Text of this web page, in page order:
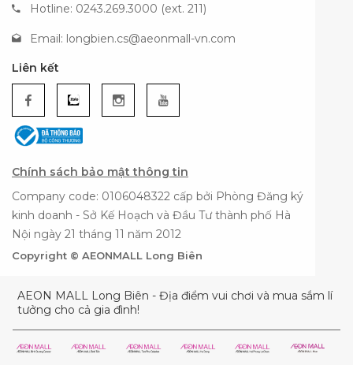
Hotline: 0243.269.3000 (ext. 211)
Email: longbien.cs@aeonmall-vn.com
Liên kết
Chính sách bảo mật thông tin
Company code: 0106048322 cấp bởi Phòng Đăng ký
kinh doanh - Sở Kế Hoạch và Đầu Tư thành phố Hà
Nội ngày 21 tháng 11 năm 2012
Copyright © AEONMALL Long Biên
AEON MALL Long Biên - Địa điểm vui chơi và mua sắm lí
tưởng cho cả gia đình!